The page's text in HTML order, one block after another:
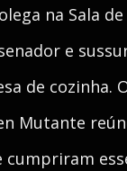
na Sala
e
de cozinha.
Mutante
cumpriram